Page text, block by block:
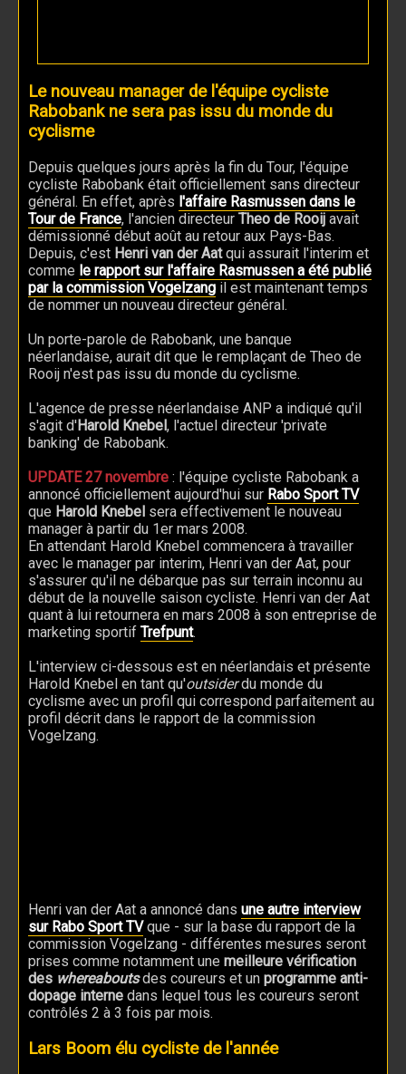
Le nouveau manager de l'équipe cycliste
Rabobank ne sera pas issu du monde du
cyclisme
Depuis quelques jours après la fin du Tour, l'équipe
cycliste Rabobank était officiellement sans directeur
général. En effet, après l'affaire Rasmussen dans le
Tour de France, l'ancien directeur Theo de Rooij avait
démissionné début août au retour aux Pays-Bas.
Depuis, c'est Henri van der Aatqui assurait l'interim et
comme le rapport sur l'affaire Rasmussen a été publié
par la commission Vogelzang il est maintenant temps
de nommer un nouveau directeur général.
Un porte-parole de Rabobank, une banque
néerlandaise, aurait dit que le remplaçant de Theo de
Rooij n'est pas issu du monde du cyclisme.
L'agence de presse néerlandaise ANP a indiqué qu'il
s'agit d'Harold Knebel, l'actuel directeur 'private
banking' de Rabobank.
UPDATE 27 novembre : l'équipe cycliste Rabobank a
annoncé officiellement aujourd'hui sur Rabo Sport TV
que Harold Knebel sera effectivement le nouveau
manager à partir du 1er mars 2008.
En attendant Harold Knebel commencera à travailler
avec le manager par interim, Henri van der Aat, pour
s'assurer qu'il ne débarque pas sur terrain inconnu au
début de la nouvelle saison cycliste. Henri van der Aat
quant à lui retournera en mars 2008 à son entreprise de
marketing sportif Trefpunt.
L'interview ci-dessous est en néerlandais et présente
Harold Knebel en tant qu'outsiderdu monde du
cyclisme avec un profil qui correspond parfaitement au
profil décrit dans le rapport de la commission
Vogelzang.
Henri van der Aat a annoncé dans une autre interview
sur Rabo Sport TVque - sur la base du rapport de la
commission Vogelzang - différentes mesures seront
prises comme notamment une meilleure vérification
des whereaboutsdes coureurs et un programme anti-
dopage interne dans lequel tous les coureurs seront
contrôlés 2 à 3 fois par mois.
Lars Boom élu cycliste de l'année